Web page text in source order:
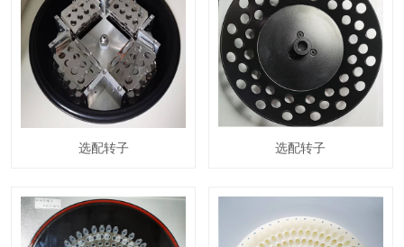
选配转子 选配转子